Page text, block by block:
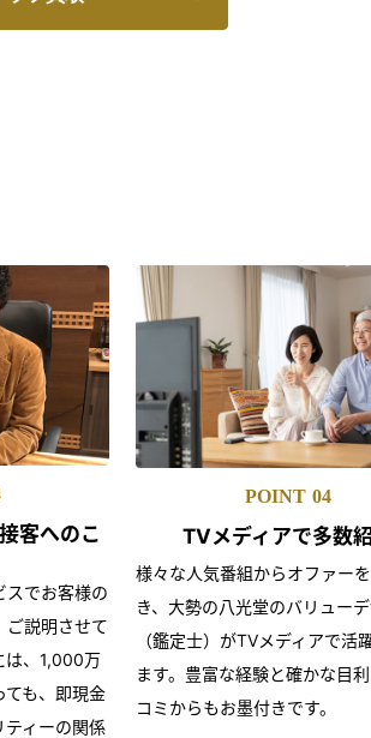
接客へのこ
スでお客様の
ご説明させて
は、1,000万
ても、即現金
ティーの関係
POINT 04
TVメディアで多数
様々な人気番組からオファー
き、大勢の八光堂のバリュー
（鑑定士）がTVメディアで活
ます。豊富な経験と確かな目
コミからもお墨付きです。